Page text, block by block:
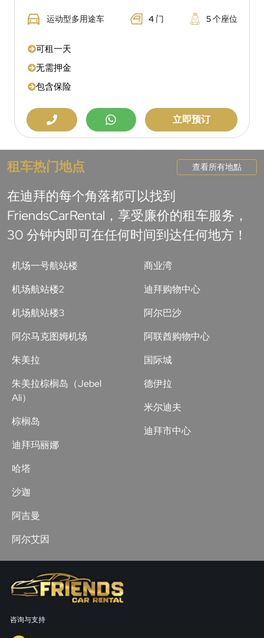
运动型多用途车 4 门 5 个座位
可租一天
无需押金
包含保险
立即预订
租车热门地点 查看所有地點
在迪拜的每个角落都可以找到
FriendsCarRental，享受廉价的租车服务，
30 分钟内即可在任何时间到达任何地方！
机场一号航站楼
机场航站楼2
机场航站楼3
阿尔马克图姆机场
商业湾
迪拜购物中心
阿尔巴沙
阿联酋购物中心
朱美拉
朱美拉棕榈岛（Jebel
Ali）
棕榈岛
迪拜玛丽娜
国际城
德伊拉
米尔迪夫
迪拜市中心
哈塔
沙迦
阿吉曼
阿尔艾因
咨询与支持